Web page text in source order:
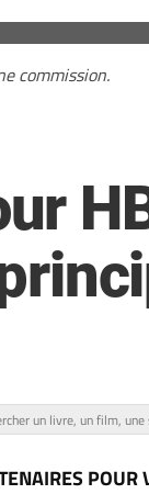
commission.
POUR